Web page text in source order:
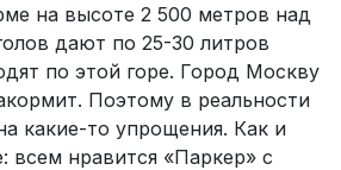
на высоте 2 500 метров над
дают по 25-30 литров
по этой горе. Город Москву
Поэтому в реальности
какие-то упрощения. Как и
всем нравится «Паркер» с